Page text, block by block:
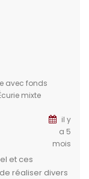
avec fonds
mixte
il y
a 5
mois
et ces
réaliser divers